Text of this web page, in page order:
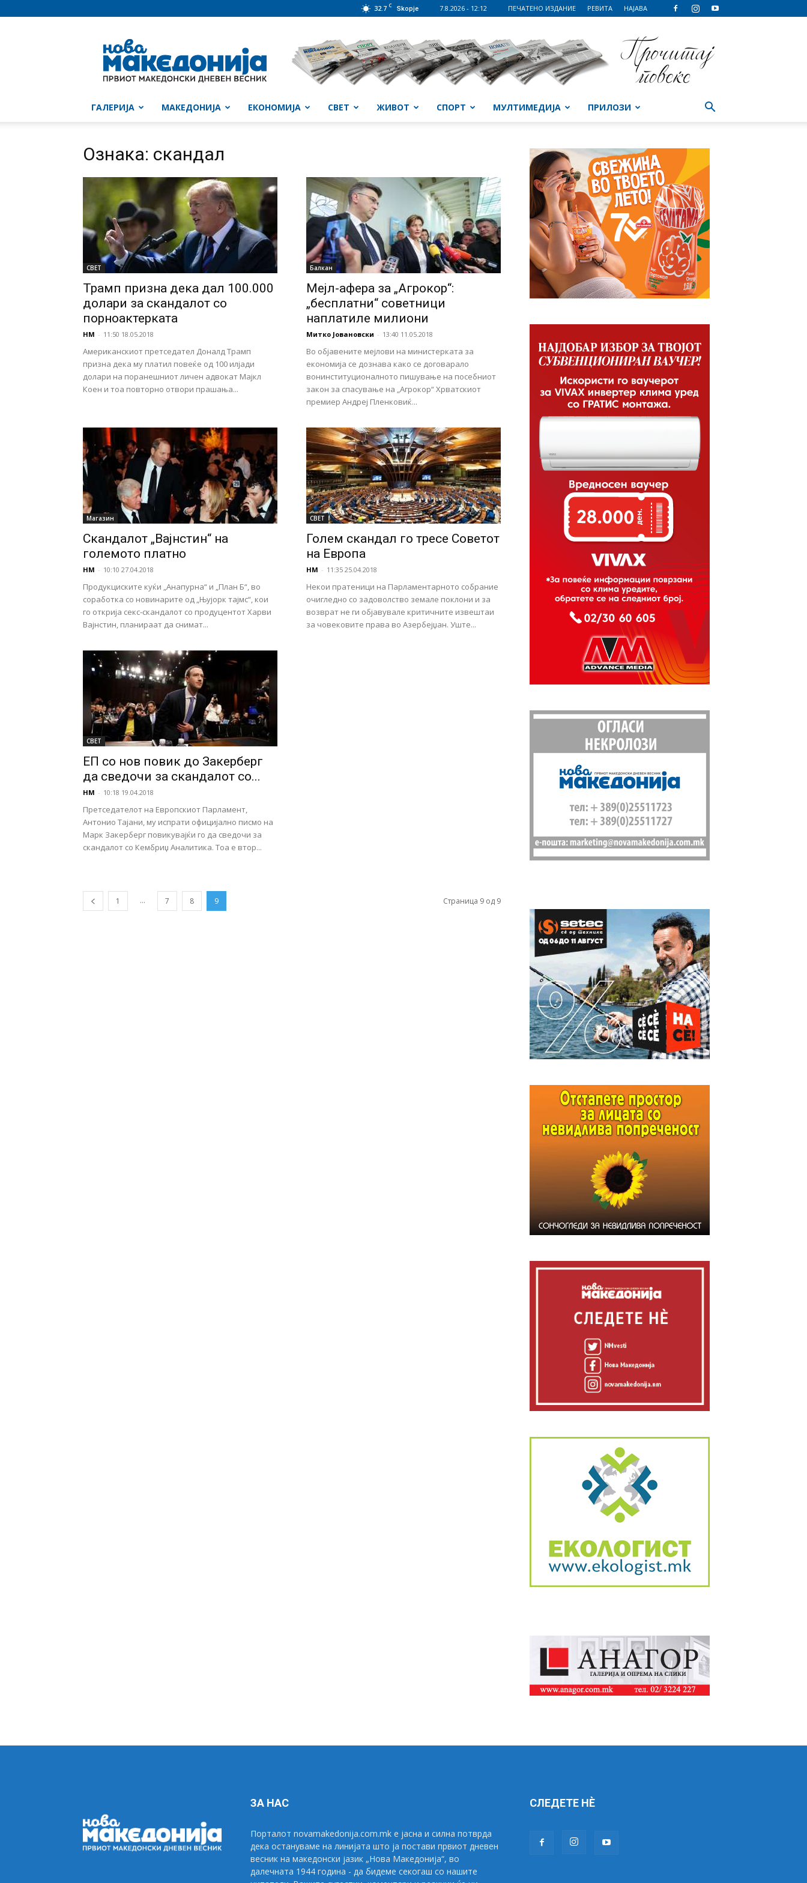
32.7 C Skopje 7.8.2026 - 12:12 ПЕЧАТЕНО ИЗДАНИЕ РЕВИТА НАЈАВА
Македонија
ГАЛЕРИЈА МАКЕДОНИЈА ЕКОНОМИЈА СВЕТ ЖИВОТ СПОРТ МУЛТИМЕДИЈА ПРИЛОЗИ
Ознака: скандал
СВЕТ
Трамп призна дека дал 100.000
долари за скандалот со
порноактерката
НМ - 11:50 18.05.2018
Американскиот претседател Доналд Трамп
призна дека му платил повеќе од 100 илјади
долари на поранешниот личен адвокат Мајкл
Коен и тоа повторно отвори прашања...
Балкан
Мејл-афера за „Агрокор“:
„бесплатни“ советници
наплатиле милиони
Митко Јовановски - 13:40 11.05.2018
Во објавените мејлови на министерката за
економија се дознава како се договарало
вонинституционалното пишување на посебниот
закон за спасување на „Агрокор“ Хрватскиот
премиер Андреј Пленковиќ...
Магазин
Скандалот „Вајнстин“ на
големото платно
НМ - 10:10 27.04.2018
Продукциските куќи „Анапурна“ и „План Б“, во
соработка со новинарите од „Њујорк тајмс“, кои
го открија секс-скандалот со продуцентот Харви
Вајнстин, планираат да снимат...
СВЕТ
Голем скандал го тресе Советот
на Европа
НМ - 11:35 25.04.2018
Некои пратеници на Парламентарното собрание
очигледно со задоволство земале поклони и за
возврат не ги објавувале критичните извештаи
за човековите права во Азербејџан. Уште...
СВЕТ
ЕП со нов повик до Закерберг
да сведочи за скандалот со...
НМ - 10:18 19.04.2018
Претседателот на Европскиот Парламент,
Антонио Тајани, му испрати официјално писмо на
Марк Закерберг повикувајќи го да сведочи за
скандалот со Кембриџ Аналитика. Тоа е втор...
1 ... 7 8 9 Страница 9 од 9
ЗА НАС
Порталот novamakedonija.com.mk е јасна и силна потврда
дека остануваме на линијата што ја постави првиот дневен
весник на македонски јазик „Нова Македонија“, во
далечната 1944 година - да бидеме секогаш со нашите
СЛЕДЕТЕ НÈ